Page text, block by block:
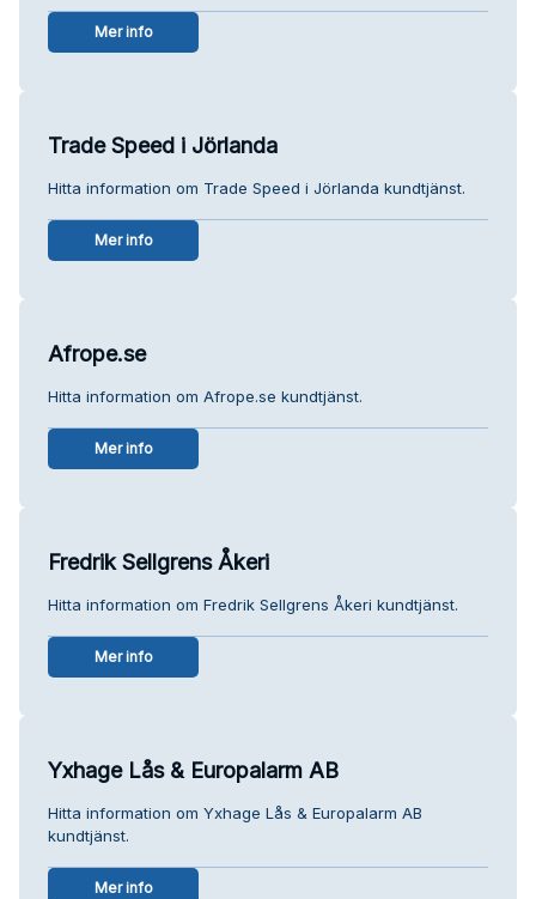
Mer info
Trade Speed i Jörlanda
Hitta information om Trade Speed i Jörlanda kundtjänst.
Mer info
Afrope.se
Hitta information om Afrope.se kundtjänst.
Mer info
Fredrik Sellgrens Åkeri
Hitta information om Fredrik Sellgrens Åkeri kundtjänst.
Mer info
Yxhage Lås & Europalarm AB
Hitta information om Yxhage Lås & Europalarm AB
kundtjänst.
Mer info